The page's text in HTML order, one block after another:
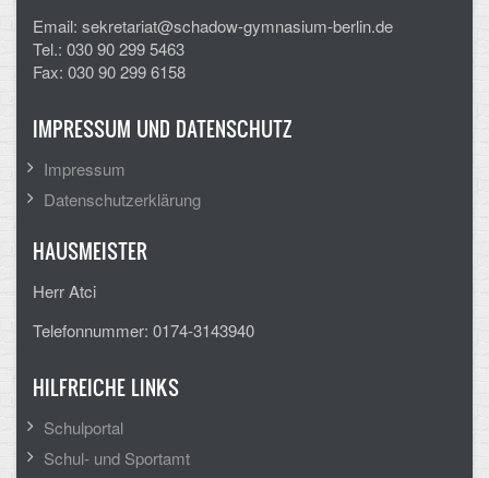
CLOUD
Lernraum Berlin
Nextcloud (Eigene Dateien und Tauschordner)
Gitlab
Email: sekretariat@schadow-gymnasium-berlin.de
Tel.: 030 90 299 5463
Fax: 030 90 299 6158
IMPRESSUM UND DATENSCHUTZ
Impressum
Datenschutzerklärung
HAUSMEISTER
Herr Atci
Telefonnummer: 0174-3143940
HILFREICHE LINKS
Schulportal
Schul- und Sportamt